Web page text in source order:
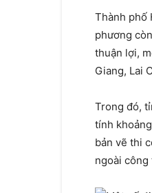
Thành phố
phương
thuận lợi,
Giang, Lai
Trong đó,
tính
bản vẽ thi
ngoài công